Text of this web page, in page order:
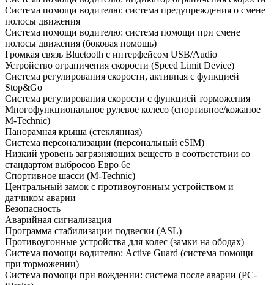
Система помощи водителю: система предупреждения о смене
полосы движения
Система помощи водителю: система помощи при смене
полосы движения (боковая помощь)
Громкая связь Bluetooth с интерфейсом USB/Audio
Устройство ограничения скорости (Speed Limit Device)
Система регулирования скорости, активная с функцией
Stop&Go
Система регулирования скорости с функцией торможения
Многофункциональное рулевое колесо (спортивное/кожаное
M-Technic)
Панорамная крыша (стеклянная)
Система персонализации (персональный eSIM)
Низкий уровень загрязняющих веществ в соответствии со
стандартом выбросов Евро 6e
Спортивное шасси (M-Technic)
Центральный замок с противоугонным устройством и
датчиком аварии
Безопасность
Аварийная сигнализация
Программа стабилизации подвески (ASL)
Противоугонные устройства для колес (замки на ободах)
Система помощи водителю: Active Guard (система помощи
при торможении)
Система помощи при вождении: система после аварии (PC-